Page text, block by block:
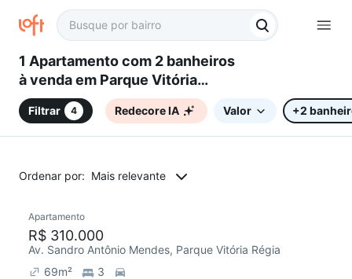
1 Apartamento com 2 banheiros
à venda em Parque Vitória
Régia, Sorocaba, SP
Filtrar 4 Redecore IA Valor +2
Ordenar por: Mais relevante
Redecorar
Apartamento
R$ 310.000
Av. Sandro Antônio Mendes, Parque Vitória Régia
69m²
3